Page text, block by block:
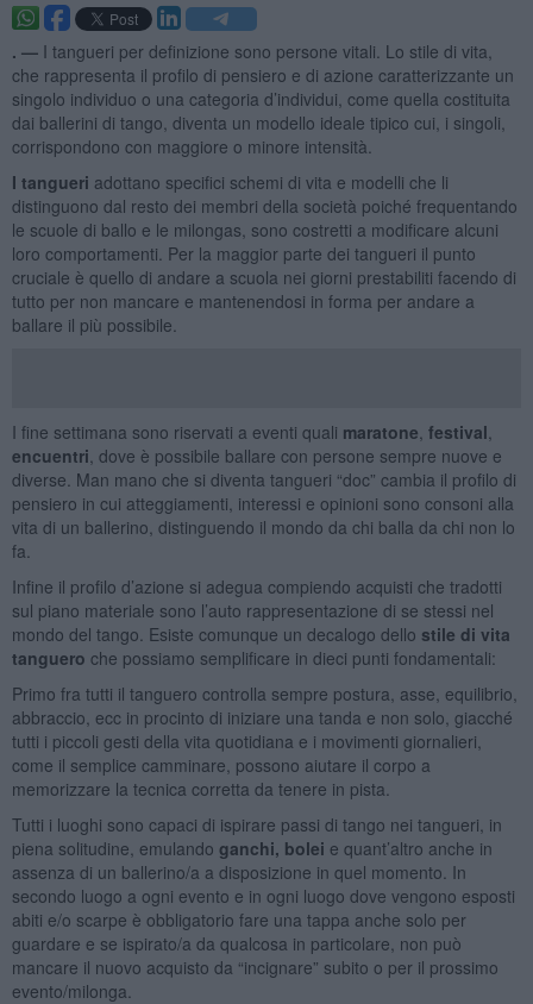
. — I tangueri per definizione sono persone vitali. Lo stile di vita,
che rappresenta il profilo di pensiero e di azione caratterizzante un
singolo individuo o una categoria d’individui, come quella costituita
dai ballerini di tango, diventa un modello ideale tipico cui, i singoli,
corrispondono con maggiore o minore intensità.
I tangueri adottano specifici schemi di vita e modelli che li
distinguono dal resto dei membri della società poiché frequentando
le scuole di ballo e le milongas, sono costretti a modificare alcuni
loro comportamenti. Per la maggior parte dei tangueri il punto
cruciale è quello di andare a scuola nei giorni prestabiliti facendo di
tutto per non mancare e mantenendosi in forma per andare a
ballare il più possibile.
I fine settimana sono riservati a eventi quali maratone festival
encuentri , dove è possibile ballare con persone sempre nuove e
diverse. Man mano che si diventa tangueri “doc” cambia il profilo di
pensiero in cui atteggiamenti, interessi e opinioni sono consoni alla
vita di un ballerino, distinguendo il mondo da chi balla da chi non lo
fa.
Infine il profilo d’azione si adegua compiendo acquisti che tradotti
sul piano materiale sono l’auto rappresentazione di se stessi nel
mondo del tango. Esiste comunque un decalogo dello stile di vita
tanguero che possiamo semplificare in dieci punti fondamentali:
Primo fra tutti il tanguero controlla sempre postura, asse, equilibrio,
abbraccio, ecc in procinto di iniziare una tanda e non solo, giacché
tutti i piccoli gesti della vita quotidiana e i movimenti giornalieri,
come il semplice camminare, possono aiutare il corpo a
memorizzare la tecnica corretta da tenere in pista.
Tutti i luoghi sono capaci di ispirare passi di tango nei tangueri, in
piena solitudine, emulando ganchi, bolei e quant’altro anche in
assenza di un ballerino/a a disposizione in quel momento. In
secondo luogo a ogni evento e in ogni luogo dove vengono esposti
abiti e/o scarpe è obbligatorio fare una tappa anche solo per
guardare e se ispirato/a da qualcosa in particolare, non può
mancare il nuovo acquisto da “incignare” subito o per il prossimo
evento/milonga.